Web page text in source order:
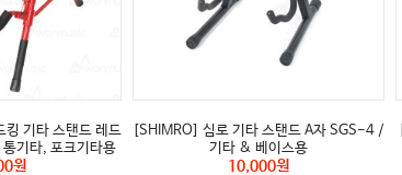
기타 스탠드 레드
기타, 포크기타용
원
[SHIMRO] 심로 기타 스탠드 A자 SGS-4 /
기타 & 베이스용
10,000원